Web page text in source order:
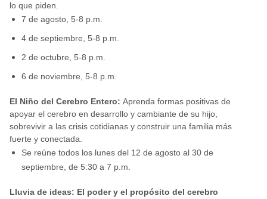
lo que piden.
7 de agosto, 5-8 p.m.
4 de septiembre, 5-8 p.m.
2 de octubre, 5-8 p.m.
6 de noviembre, 5-8 p.m.
El Niño del Cerebro Entero: Aprenda formas positivas de
apoyar el cerebro en desarrollo y cambiante de su hijo,
sobrevivir a las crisis cotidianas y construir una familia más
fuerte y conectada.
Se reúne todos los lunes del 12 de agosto al 30 de
septiembre, de 5:30 a 7 p.m.
Lluvia de ideas: El poder y el propósito del cerebro